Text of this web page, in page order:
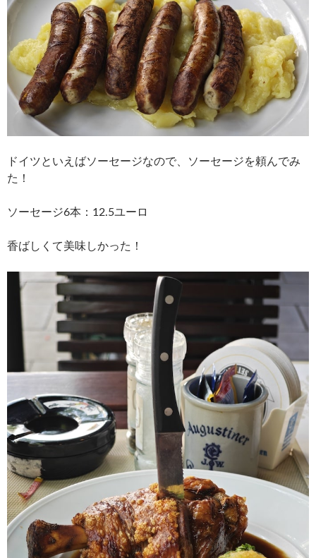
ドイツといえばソーセージなので、ソーセージを頼んでみ
た！
ソーセージ6本：12.5ユーロ
香ばしくて美味しかった！